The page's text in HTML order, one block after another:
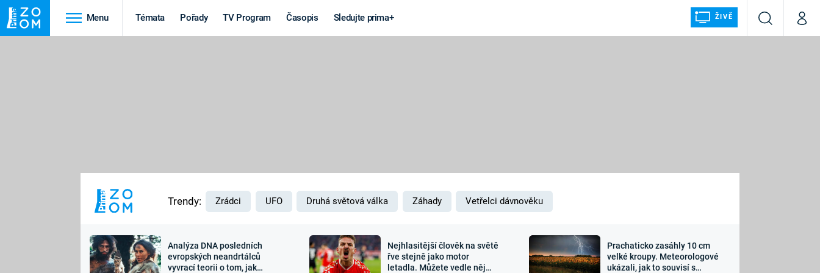
Menu Témata Pořady TV Program Časopis Sledujte prima+ ŽIVĚ
VyhledáváníMůj
MARS
Výročí
Záhady a
Zajímavosti Sledujte nás
Trendy: Zrádci UFO Druhá světová válka Záhady Vetřelci dávnověku
Analýza DNA posledních
evropských neandrtálců
vyvrací teorii o tom, jak
Nejhlasitější člověk na světě
řve stejně jako motor
letadla. Můžete vedle něj
Prachaticko zasáhly 10 cm
velké kroupy. Meteorologové
ukázali, jak to souvisí s